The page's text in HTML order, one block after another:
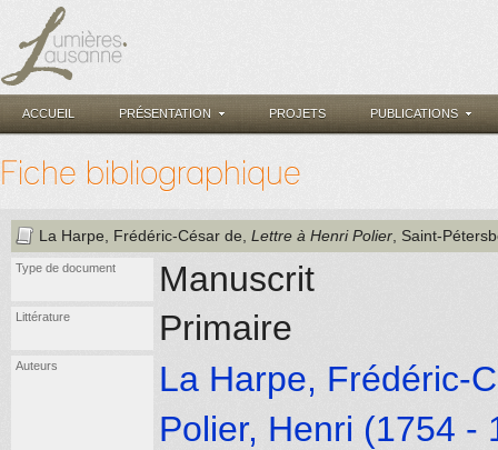
ACCUEIL PRÉSENTATION PROJETS PUBLICATIONS
Fiche bibliographique
La Harpe, Frédéric-César de Lettre à Henri Polier , Saint-
Type de document Manuscrit
Littérature Primaire
Auteurs
La Harpe, Frédéric-
Polier, Henri (1754 -